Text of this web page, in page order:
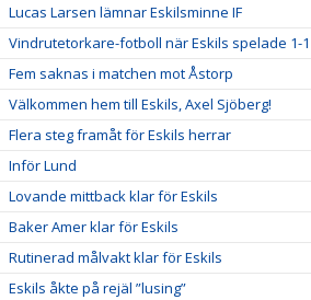
Lucas Larsen lämnar Eskilsminne IF
Vindrutetorkare-fotboll när Eskils spelade 1-1
Fem saknas i matchen mot Åstorp
Välkommen hem till Eskils, Axel Sjöberg!
Flera steg framåt för Eskils herrar
Inför Lund
Lovande mittback klar för Eskils
Baker Amer klar för Eskils
Rutinerad målvakt klar för Eskils
Eskils åkte på rejäl ”lusing”